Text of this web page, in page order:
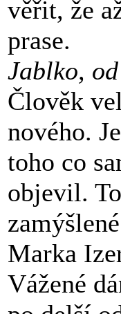
věřit, že
prase.
Jablko,
Člověk
nového.
toho co
objevil.
Marka
Vážené